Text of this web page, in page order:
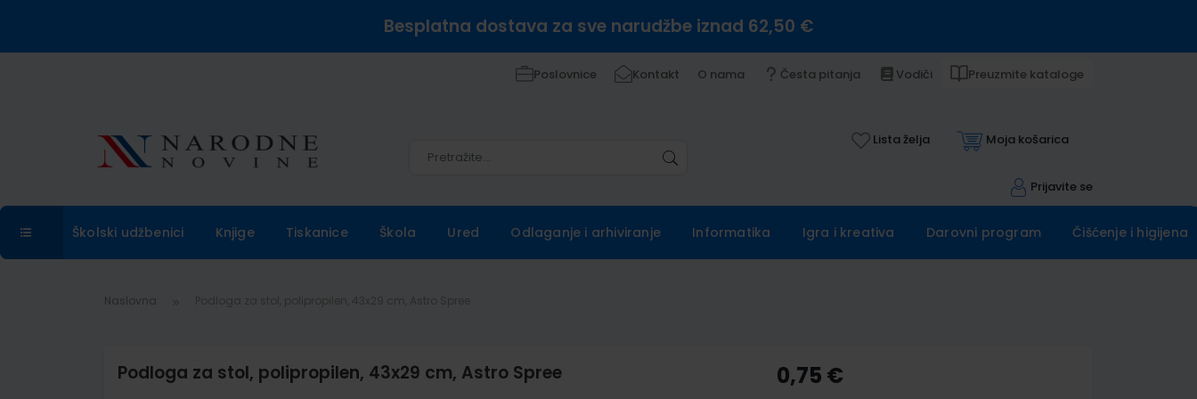
Besplatna dostava za sve narudžbe iznad 62,50 €
Poslovnice Kontakt O nama Česta pitanja Vodiči Preuzmite kataloge
Lista želja Moja košarica
Prijavite se
Školski udžbenici Knjige Tiskanice Škola Ured Odlaganje i arhiviranje Informatika Igra i kreativa Darovni program Čišćenje i higijena
Naslovna
Podloga za stol, polipropilen, 43x29 cm, Astro Spree 0,75 €